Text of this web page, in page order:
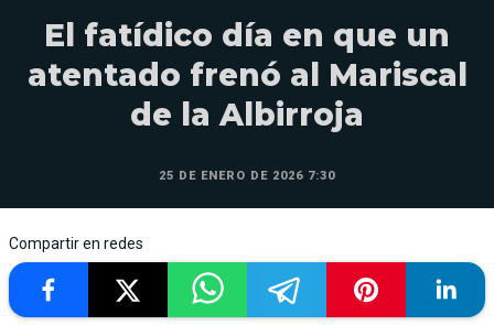
El fatídico día en que un
atentado frenó al Mariscal
de la Albirroja
25 DE ENERO DE 2026 7:30
Compartir en redes